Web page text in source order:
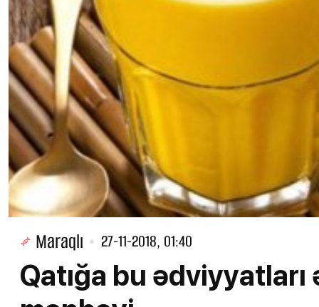
Maraqlı 27-11-2018, 01:40
Qatığa bu